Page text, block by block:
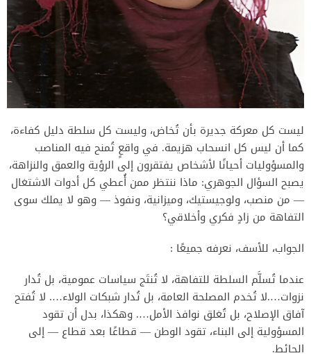
ليست كل معركة جديرة بأن تُخاض، وليست كل سلطة دليل كفاءة،
كما أن ليس كل انسحاب هزيمة. في واقعٍ تُمنح فيه المناصب
والمسؤوليات أحيانًا لأشخاص يفتقرون إلى الرؤية والعمق والنزاهة،
يصبح السؤال الجوهري: ماذا ننتظر ممن أُعطي كل أدوات الاشتغال
— من منصب، ولوجيستيك، وميزانية، ونفوذ — وهو لا يملك سوى
التفاهة من زادٍ فكري وأخلاقي؟
الجواب، للأسف، نعرفه جميعًا :
عندما تُسلَّم السلطة للتفاهة، لا تُنتَج سياسات عمومية، بل تُدار
نزوات….لا تُخدم المصلحة العامة، بل تُدار شبكات الولاء…. لا تُفتح
آفاق الإصلاح، بل تُغلق نوافذ الأمل…. وهكذا، بدل أن تقود
المسؤولية إلى البناء، تقود الوطن — قطاعًا بعد قطاع — إلى
الحائط.